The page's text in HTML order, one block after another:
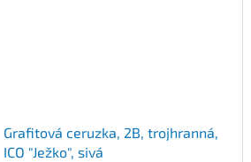
Grafitová ceruzka, 2B, trojhranná,
ICO "Ježko", sivá